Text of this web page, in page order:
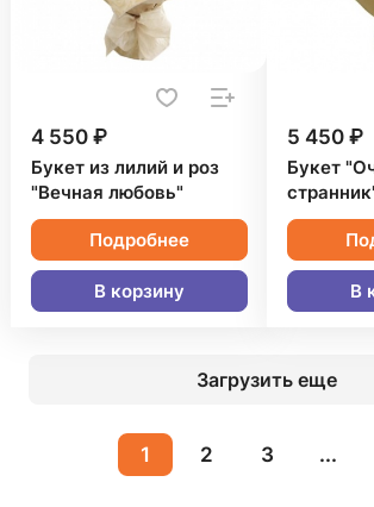
4 550 ₽
Букет из лилий и роз
"Вечная любовь"
Подробнее
В корзину
5 450 ₽
Букет
В
Загрузить еще
1 2 3 ...